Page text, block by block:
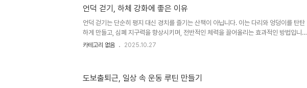
심장병, 뇌졸중, 신장 질환의 위험이 증가합니다. 고혈압은 종종 증상이 없어 조기 예방이
매우 중요합니다. 특히 규칙적인 신체 활동은 혈압을 건강한 범위로 유지하는 가장 효과적
인 생활습관..
언덕 걷기, 하체 강화에 좋은 이유
언덕 걷기는 단순히 평지 대신 경치를 즐기는 산책이 아닙니다. 이는 다리와 엉덩이를 탄탄
하게 만들고, 심폐 지구력을 향상시키며, 전반적인 체력을 끌어올리는 효과적인 방법입니
다. 이 글에서는 언덕 걷기가 하체 근력과 기능적 움직임을 향상시키는 데 왜 탁월한 운동인
큰 힘을 발휘합니다. 이러한 높은 근육 요구는 시간이 지남에 따라 근육 성장을 촉진합니다.
카테고리 없음 2025.10.27
도보출퇴근, 일상 속 운동 루틴 만들기